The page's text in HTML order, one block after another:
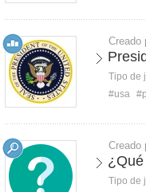
Creado
Tipo de
#usa
Creado
Tipo de